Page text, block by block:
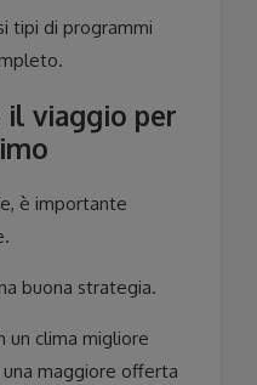
tipi di programmi
il viaggio per
è importante
buona strategia.
un clima migliore
maggiore offerta